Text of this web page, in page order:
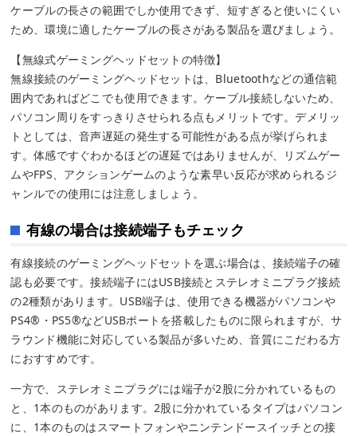
ケーブルの長さの範囲でしか使用できず、短すぎると使いにくい
ため、環境に適したケーブルの長さがある製品を選びましょう。
【無線式ゲーミングヘッドセットの特徴】
無線接続のゲーミングヘッドセットは、Bluetoothなどの通信範
囲内であればどこでも使用できます。ケーブル接続しないため、
パソコン周りをすっきりさせられる点もメリットです。デメリッ
トとしては、音声遅延の発生する可能性がある点が挙げられま
す。体感ですぐわかるほどの遅延ではありませんが、リズムゲー
ムやFPS、アクションゲームのような素早い反応が求められるジ
ャンルでの使用には注意しましょう。
有線の場合は接続端子もチェック
有線接続のゲーミングヘッドセットを選ぶ場合は、接続端子の確
認も必要です。接続端子にはUSB接続とステレオミニプラグ接続
の2種類があります。USB端子は、使用できる機器がパソコンや
PS4®・PS5®などUSBポートを搭載したものに限られますが、サ
ラウンド機能に対応している製品が多いため、音質にこだわる方
におすすめです。
一方で、ステレオミニプラグには端子が2股に分かれているもの
と、1本のものがあります。2股に分かれているタイプはパソコン
に、1本のものはスマートフォンやニンテンドースイッチとの接